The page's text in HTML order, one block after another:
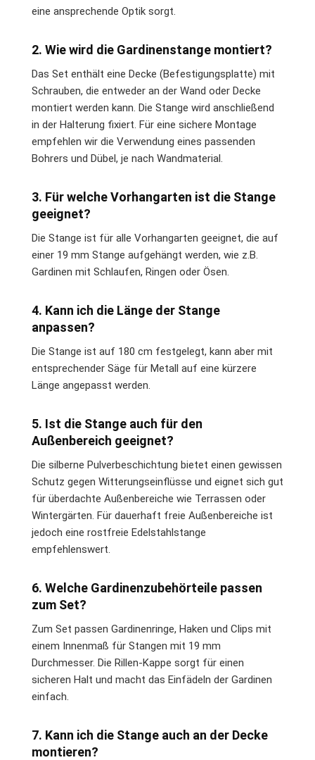
eine ansprechende Optik sorgt.
2. Wie wird die Gardinenstange montiert?
Das Set enthält eine Decke (Befestigungsplatte) mit
Schrauben, die entweder an der Wand oder Decke
montiert werden kann. Die Stange wird anschließend
in der Halterung fixiert. Für eine sichere Montage
empfehlen wir die Verwendung eines passenden
Bohrers und Dübel, je nach Wandmaterial.
3. Für welche Vorhangarten ist die Stange
geeignet?
Die Stange ist für alle Vorhangarten geeignet, die auf
einer 19 mm Stange aufgehängt werden, wie z.B.
Gardinen mit Schlaufen, Ringen oder Ösen.
4. Kann ich die Länge der Stange
anpassen?
Die Stange ist auf 180 cm festgelegt, kann aber mit
entsprechender Säge für Metall auf eine kürzere
Länge angepasst werden.
5. Ist die Stange auch für den
Außenbereich geeignet?
Die silberne Pulverbeschichtung bietet einen gewissen
Schutz gegen Witterungseinflüsse und eignet sich gut
für überdachte Außenbereiche wie Terrassen oder
Wintergärten. Für dauerhaft freie Außenbereiche ist
jedoch eine rostfreie Edelstahlstange
empfehlenswert.
6. Welche Gardinenzubehörteile passen
zum Set?
Zum Set passen Gardinenringe, Haken und Clips mit
einem Innenmaß für Stangen mit 19 mm
Durchmesser. Die Rillen-Kappe sorgt für einen
sicheren Halt und macht das Einfädeln der Gardinen
einfach.
7. Kann ich die Stange auch an der Decke
montieren?